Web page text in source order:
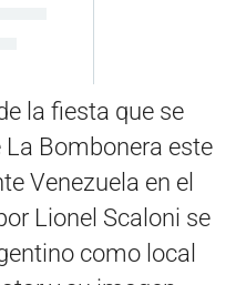
la fiesta que se
Bombonera este
Venezuela en el
Lionel Scaloni se
como local